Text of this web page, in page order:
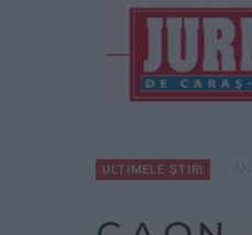
ULTIMELE ȘTIRI